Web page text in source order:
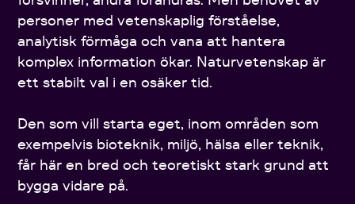
personer med vetenskaplig förståelse,
analytisk förmåga och vana att hantera
komplex information ökar. Naturvetenskap är
ett stabilt val i en osäker tid.
Den som vill starta eget, inom områden som
exempelvis bioteknik, miljö, hälsa eller teknik,
får här en bred och teoretiskt stark grund att
bygga vidare på.